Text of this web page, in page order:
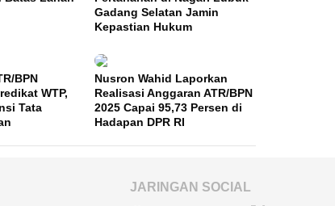
Gadang Selatan Jamin
Kepastian Hukum
BPN
WTP,
Tata
Nusron Wahid Laporkan
Realisasi Anggaran ATR/BPN
2025 Capai 95,73 Persen di
Hadapan DPR RI
JARINGAN SOCIAL